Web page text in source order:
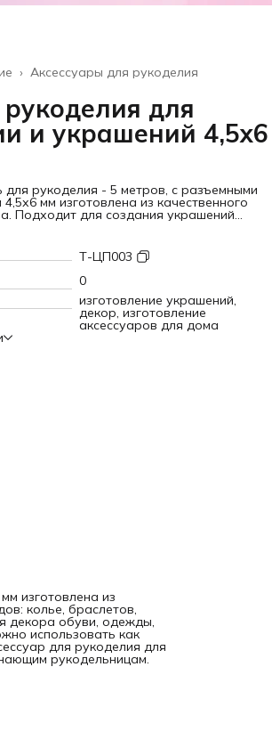
Аксессуары для рукоделия
›
для
и украшений 4,5х6
рукоделия - 5 метров, с разъемными
мм изготовлена из качественного
Подходит для создания украшений
браслетов, кулонов и других изделий.
– стильный и прочный аксессуар для
сумок, изделий из кожгалантереи и
Металлическую цепь можно
для готовой сумочки или клатча,
бижутерии, аксессуар для
Стальная цепь – блестящая и прочная.
даже начинающим рукодельницам.
и легко декорируется.
Т-ЦП003
0
изготовление украшений,
декор, изготовление
аксессуаров для дома
изготовлена из
колье, браслетов,
декора обуви, одежды,
использовать как
для рукоделия для
рукодельницам.